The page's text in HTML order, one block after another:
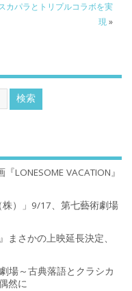
カパラとトリプルコラボを実
現»
LONESOME VACATION』
）」9/17、第七藝術劇場
まさかの上映延長決定、
場～古典落語とクラシカ
然に